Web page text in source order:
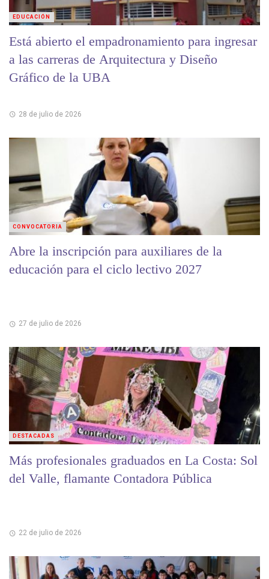
Está abierto el empadronamiento para ingresar
a las carreras de Arquitectura y Diseño
Gráfico de la UBA
28 de julio de 2026
EDUCACIÓN
Abre la inscripción para auxiliares de la
educación para el ciclo lectivo 2027
27 de julio de 2026
CONVOCATORIA
Más profesionales graduados en La Costa: Sol
del Valle, flamante Contadora Pública
22 de julio de 2026
DESTACADAS